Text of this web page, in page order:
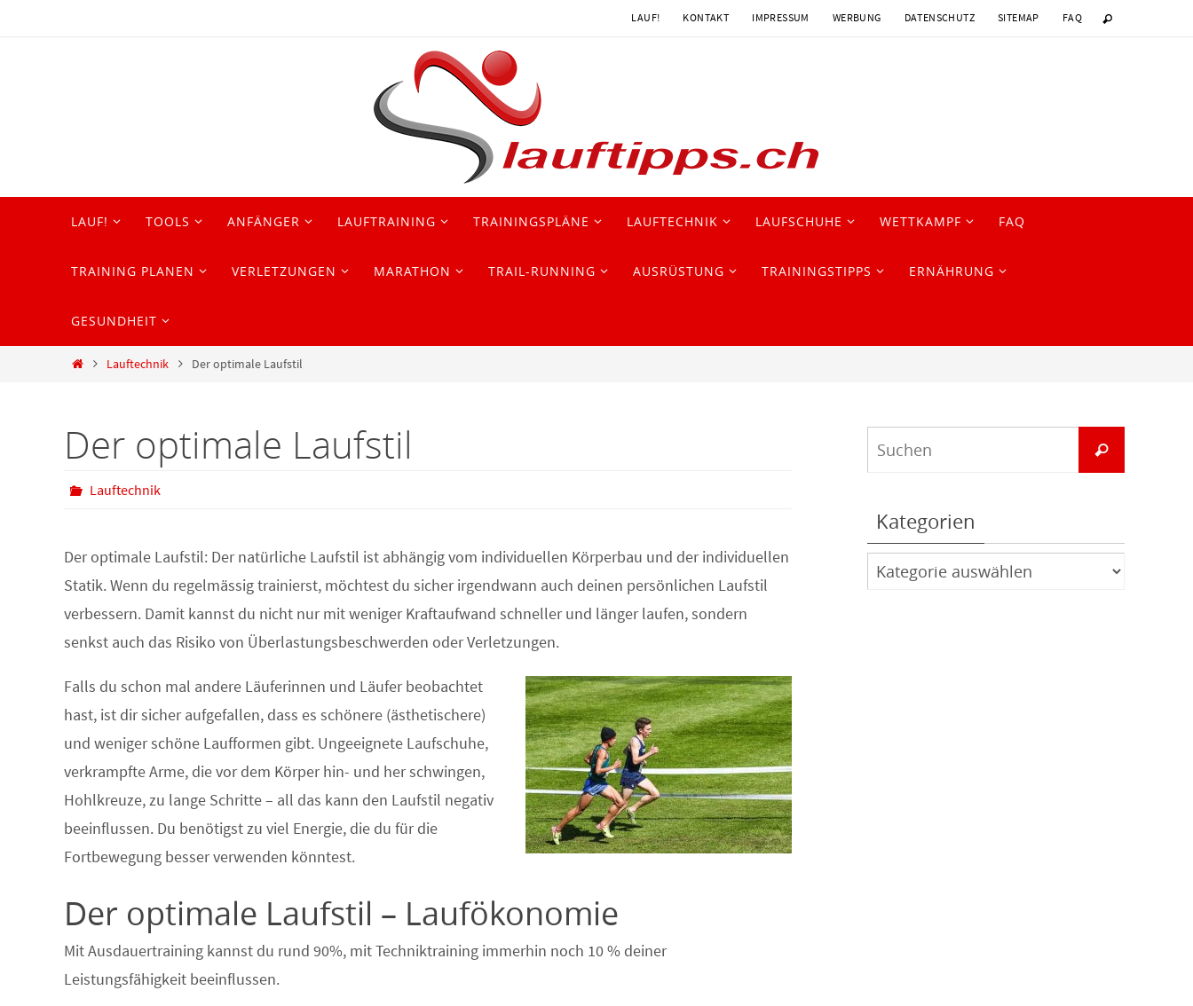
LAUF! KONTAKT IMPRESSUM WERBUNG DATENSCHUTZ SITEMAP FAQ
LAUF! TOOLS ANFÄNGER LAUFTRAINING TRAININGSPLÄNE LAUFTECHNIK LAUFSCHUHE WETTKAMPF FAQ
TRAINING PLANEN VERLETZUNGEN MARATHON TRAIL-RUNNING AUSRÜSTUNG TRAININGSTIPPS ERNÄHRUNG
GESUNDHEIT
StartLauftechnik Der optimale Laufstil
Der optimale Laufstil
Lauftechnik
Der optimale Laufstil: Der natürliche Laufstil ist abhängig vom individuellen Körperbau und der individuellen
Statik. Wenn du regelmässig trainierst, möchtest du sicher irgendwann auch deinen persönlichen Laufstil
verbessern. Damit kannst du nicht nur mit weniger Kraftaufwand schneller und länger laufen, sondern
senkst auch das Risiko von Überlastungsbeschwerden oder Verletzungen.
Falls du schon mal andere Läuferinnen und Läufer beobachtet
hast, ist dir sicher aufgefallen, dass es schönere (ästhetischere)
und weniger schöne Laufformen gibt. Ungeeignete Laufschuhe,
verkrampfte Arme, die vor dem Körper hin- und her schwingen,
Hohlkreuze, zu lange Schritte – all das kann den Laufstil negativ
beeinflussen. Du benötigst zu viel Energie, die du für die
Fortbewegung besser verwenden könntest.
Der optimale Laufstil – Laufökonomie
Mit Ausdauertraining kannst du rund 90%, mit Techniktraining immerhin noch 10 % deiner
Leistungsfähigkeit beeinflussen.
nach:
Suchen
Kategorien
Kategorien